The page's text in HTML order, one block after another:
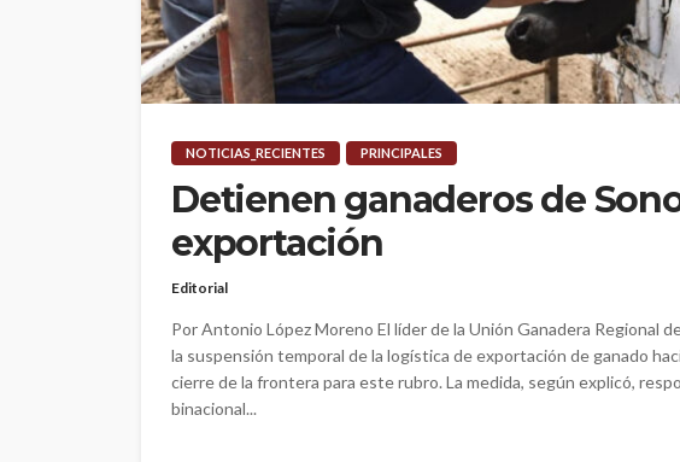
NOTICIAS_RECIENTES PRINCIPALES
Detienen ganaderos de
exportación
Editorial
Por Antonio López Moreno El líder de la Unión Ganadera Regional
la suspensión temporal de la logística de exportación de ganado
cierre de la frontera para este rubro. La medida, según explicó,
binacional...